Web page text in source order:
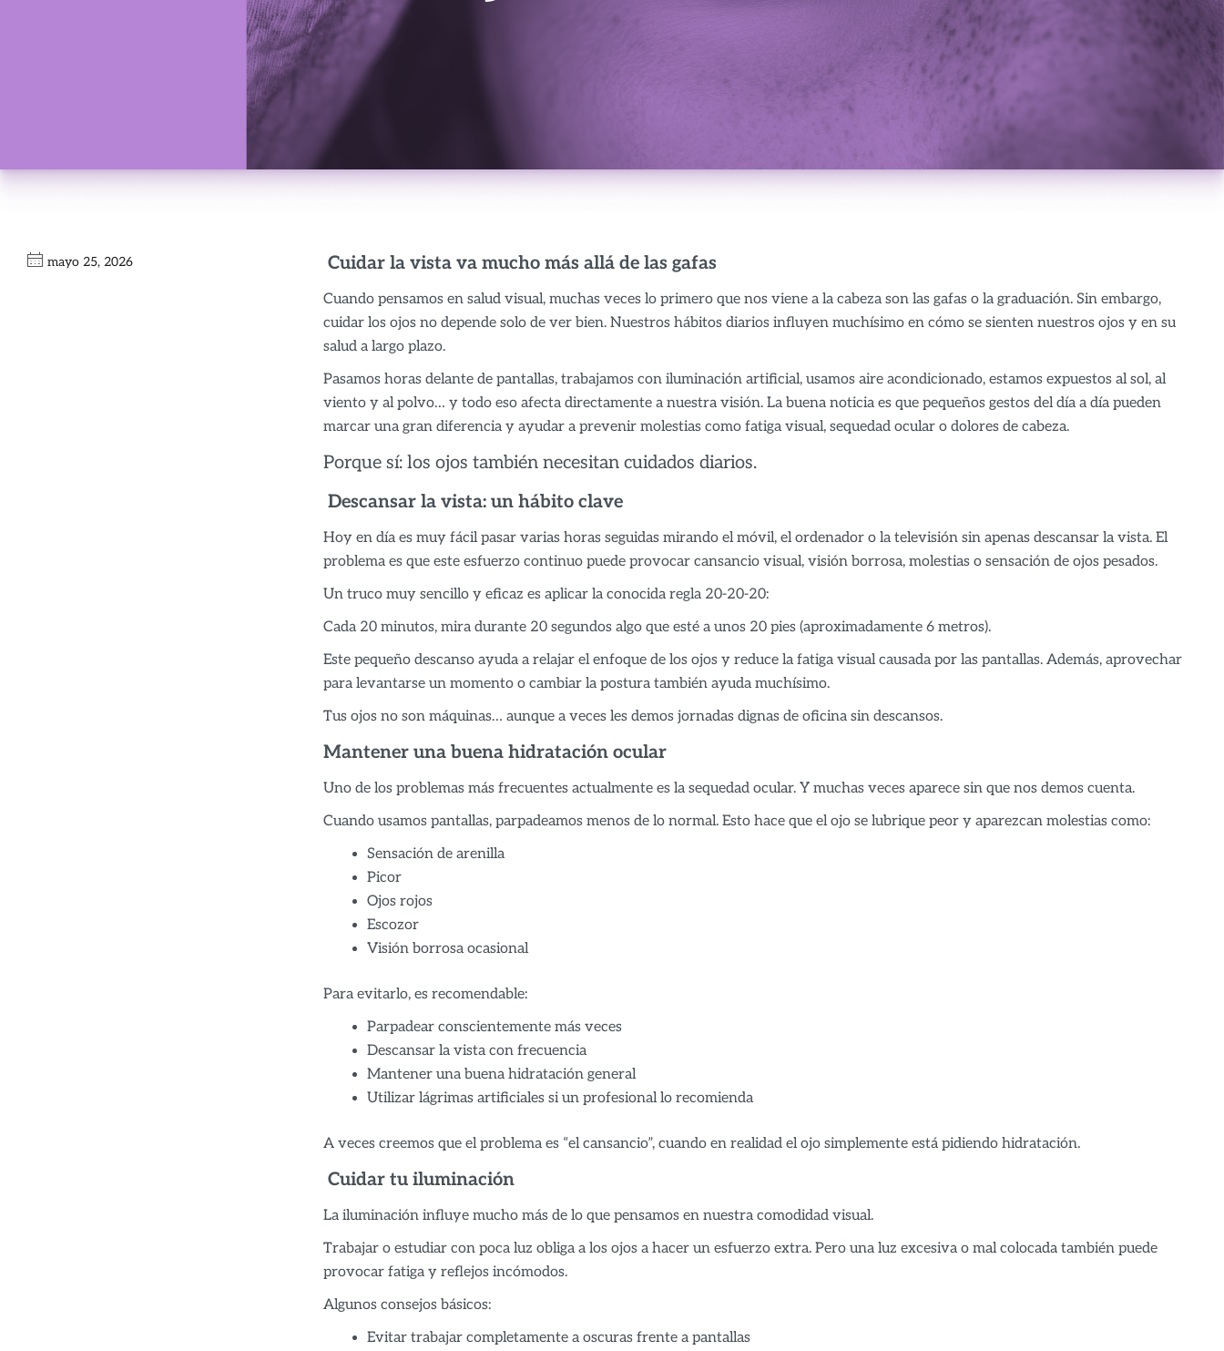
mayo 25, 2026 Cuidar la vista va mucho más allá de las gafas
Cuando pensamos en salud visual, muchas veces lo primero que nos viene a la cabeza son las gafas o la graduación. Sin embargo,
cuidar los ojos no depende solo de ver bien. Nuestros hábitos diarios influyen muchísimo en cómo se sienten nuestros ojos y en su
salud a largo plazo.
Pasamos horas delante de pantallas, trabajamos con iluminación artificial, usamos aire acondicionado, estamos expuestos al sol, al
viento y al polvo… y todo eso afecta directamente a nuestra visión. La buena noticia es que pequeños gestos del día a día pueden
marcar una gran diferencia y ayudar a prevenir molestias como fatiga visual, sequedad ocular o dolores de cabeza.
Porque sí: los ojos también necesitan cuidados diarios.
Descansar la vista: un hábito clave
Hoy en día es muy fácil pasar varias horas seguidas mirando el móvil, el ordenador o la televisión sin apenas descansar la vista. El
problema es que este esfuerzo continuo puede provocar cansancio visual, visión borrosa, molestias o sensación de ojos pesados.
Un truco muy sencillo y eficaz es aplicar la conocida regla 20-20-20:
Cada 20 minutos, mira durante 20 segundos algo que esté a unos 20 pies (aproximadamente 6 metros).
Este pequeño descanso ayuda a relajar el enfoque de los ojos y reduce la fatiga visual causada por las pantallas. Además, aprovechar
para levantarse un momento o cambiar la postura también ayuda muchísimo.
Tus ojos no son máquinas… aunque a veces les demos jornadas dignas de oficina sin descansos.
Mantener una buena hidratación ocular
Uno de los problemas más frecuentes actualmente es la sequedad ocular. Y muchas veces aparece sin que nos demos cuenta.
Cuando usamos pantallas, parpadeamos menos de lo normal. Esto hace que el ojo se lubrique peor y aparezcan molestias como:
Sensación de arenilla
Picor
Ojos rojos
Escozor
Visión borrosa ocasional
Para evitarlo, es recomendable:
Parpadear conscientemente más veces
Descansar la vista con frecuencia
Mantener una buena hidratación general
Utilizar lágrimas artificiales si un profesional lo recomienda
A veces creemos que el problema es “el cansancio”, cuando en realidad el ojo simplemente está pidiendo hidratación.
Cuidar tu iluminación
La iluminación influye mucho más de lo que pensamos en nuestra comodidad visual.
Trabajar o estudiar con poca luz obliga a los ojos a hacer un esfuerzo extra. Pero una luz excesiva o mal colocada también puede
provocar fatiga y reflejos incómodos.
Algunos consejos básicos:
Evitar trabajar completamente a oscuras frente a pantallas